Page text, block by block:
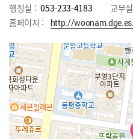
행정실 : 053-233-4183 교무
홈페이지 :
http://